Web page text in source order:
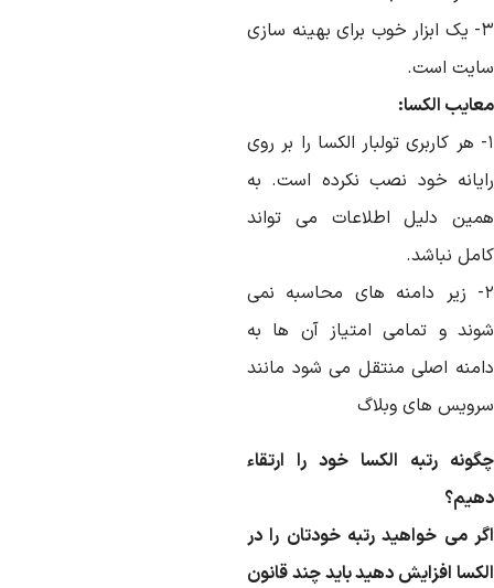
۳- یک ابزار خوب برای بهینه سازی
است.
الکسا:
۱- هر کاربری تولبار الکسا را بر روی
خود نصب نکرده است. به
دلیل اطلاعات می تواند
نباشد.
۲- زیر دامنه های محاسبه نمی
و تمامی امتیاز آن ها به
اصلی منتقل می شود مانند
های وبلاگ
رتبه الکسا خود را ارتقاء
می خواهید رتبه خودتان را در
افزایش دهید باید چند قانون